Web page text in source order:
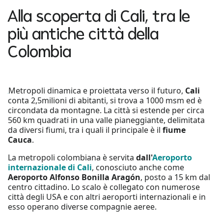
Alla scoperta di Cali, tra le
più antiche città della
Colombia
Metropoli dinamica e proiettata verso il futuro, Cali
conta 2,5milioni di abitanti, si trova a 1000 msm ed è
circondata da montagne. La città si estende per circa
560 km quadrati in una valle pianeggiante, delimitata
da diversi fiumi, tra i quali il principale è il fiume
Cauca.
La metropoli colombiana è servita dall'Aeroporto
internazionale di Cali, conosciuto anche come
Aeroporto Alfonso Bonilla Aragón, posto a 15 km dal
centro cittadino. Lo scalo è collegato con numerose
città degli USA e con altri aeroporti internazionali e in
esso operano diverse compagnie aeree.